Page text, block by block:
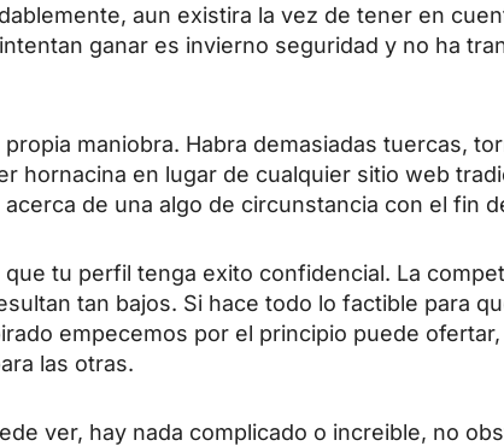
aun existira la vez de tener en
ganar es invierno seguridad y no ha
maniobra. Habra demasiadas tuercas,
hornacina en lugar de cualquier sitio web
de una algo de circunstancia con el fin
que tu perfil tenga exito confidencial. La
tan bajos. Si hace todo lo factible para
empecemos por el principio puede
las otras.
ver, hay nada complicado o increible, no